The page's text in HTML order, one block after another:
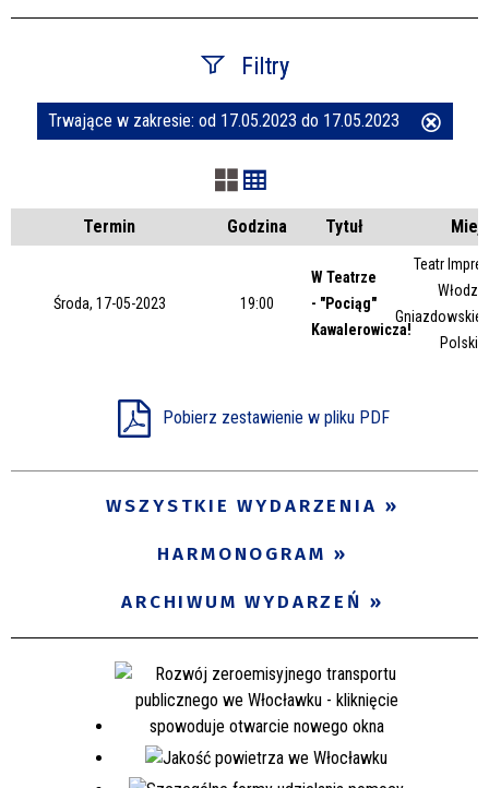
Filtry
Szukana fraza
Kategoria
Trwające w zakresie
Trwające w zakresie: od 17.05.2023 do 17.05.2023
Termin Godzina Tytuł
Środa, 17-05-2023 19:00
W Teatrze
- "Pociąg"
Kawalerowicza!
Teatr
Pobierz zestawienie w pliku PDF
WSZYSTKIE WYDARZENIA
HARMONOGRAM
ARCHIWUM WYDARZEŃ